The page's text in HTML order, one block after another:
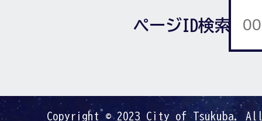
ページID検索
Copyright © 2023 City of Tsukuba.